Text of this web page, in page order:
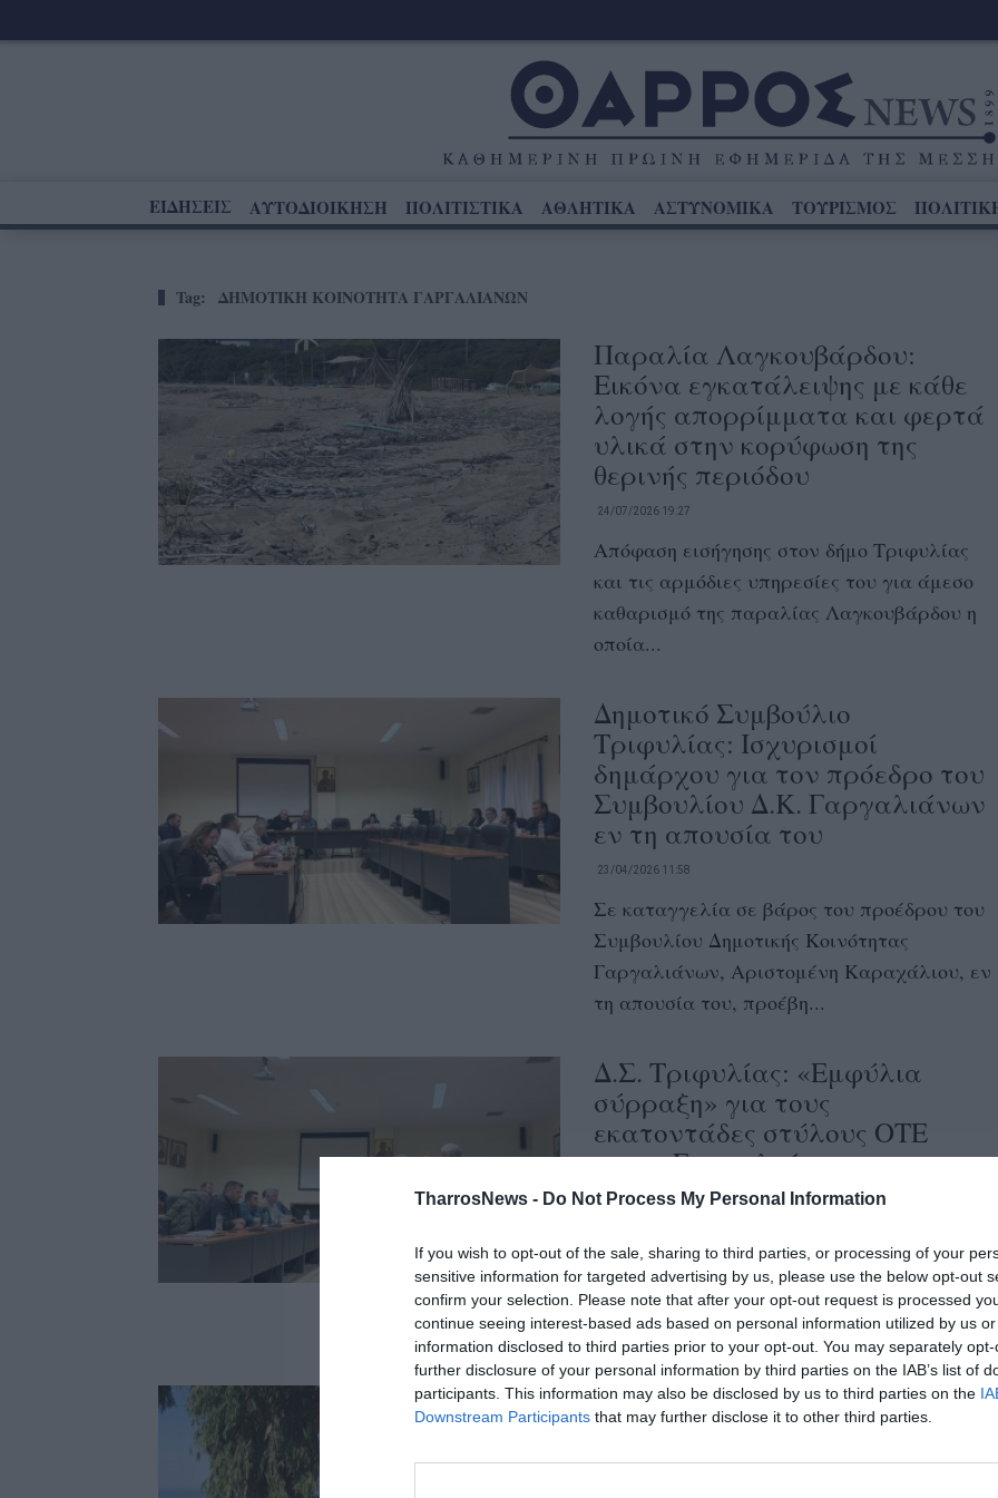
TharrosNews - Do Not Process My Personal Information
If you wish to opt-out of the sale, sharing to third parties, or processing of your
sensitive information for targeted advertising by us, please use the below opt-out
confirm your selection. Please note that after your opt-out request is processed
continue seeing interest-based ads based on personal information utilized by us
information disclosed to third parties prior to your opt-out. You may separately
further disclosure of your personal information by third parties on the IAB’s list of
participants. This information may also be disclosed by us to third parties on the
Downstream Participants that may further disclose it to other third parties.
ΕΙΔΗΣΕΙΣ ΑΥΤΟΔΙΟΙΚΗΣΗ ΠΟΛΙΤΙΣΤΙΚΑ ΑΘΛΗΤΙΚΑ ΑΣΤΥΝΟΜΙΚΑ ΤΟΥΡΙΣΜΟΣ
Tag: ΔΗΜΟΤΙΚΗ ΚΟΙΝΟΤΗΤΑ ΓΑΡΓΑΛΙΑΝΩΝ
Παραλία Λαγκουβάρδου:
Εικόνα εγκατάλειψης με κάθε
λογής απορρίμματα και φερτά
υλικά στην κορύφωση της
θερινής περιόδου
24/07/2026 19:27
Απόφαση εισήγησης στον δήμο Τριφυλίας
και τις αρμόδιες υπηρεσίες του για άμεσο
καθαρισμό της παραλίας Λαγκουβάρδου η
οποία...
Δημοτικό Συμβούλιο
Τριφυλίας: Ισχυρισμοί
δημάρχου για τον πρόεδρο του
Συμβουλίου Δ.Κ. Γαργαλιάνων
εν τη απουσία του
23/04/2026 11:58
Σε καταγγελία σε βάρος του προέδρου του
Συμβουλίου Δημοτικής Κοινότητας
Γαργαλιάνων, Αριστομένη Καραχάλιου, εν
τη απουσία του, προέβη...
Δ.Σ. Τριφυλίας: «Εμφύλια
σύρραξη» για τους
εκατοντάδες στύλους ΟΤΕ
στους Γαργαλιάνους
19/03/2025 18:55
στύλων του ΟΤΕ στην πόλη (και την
ευρύτερη περιοχή) των Γαργαλιάνων, για
διέλευση δικτύων...
Πρόταση της Δημοτικής
Κοινότητας Γαργαλιάνων για
αλλαγή τρόπου αποκομιδής